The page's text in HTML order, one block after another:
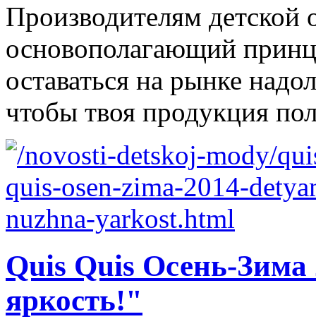
Производителям детской
основополагающий
оставаться на рынке
чтобы твоя продукция
Quis Quis Осень-
яркость!"